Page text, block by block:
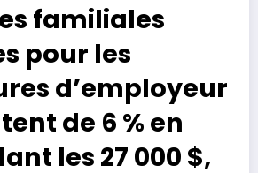
familiales
pour les
d’employeur
de 6 % en
les 27 000 $,